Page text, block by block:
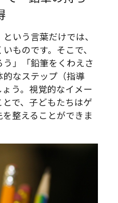
いう言葉だけでは、
ものです。そこで、
う」「鉛筆をくわえさ
なステップ（指導
う。視覚的なイメー
で、子どもたちはゲ
整えることができま